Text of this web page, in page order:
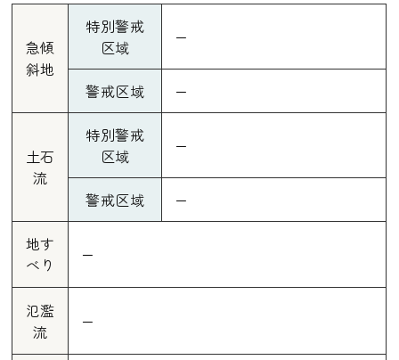
急傾
斜地
特別警戒
区域
ー
警戒区域 ー
土石
流
特別警戒
区域
ー
警戒区域 ー
地す
べり
ー
氾濫
流
ー